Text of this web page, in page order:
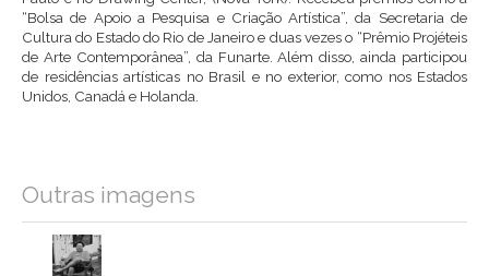
“Bolsa de Apoio a Pesquisa e Criação Artística”, da Secretaria de
Cultura do Estado do Rio de Janeiro e duas vezes o “Prêmio Projéteis
de Arte Contemporânea”, da Funarte. Além disso, ainda participou
de residências artísticas no Brasil e no exterior, como nos Estados
Unidos, Canadá e Holanda.
Outras imagens